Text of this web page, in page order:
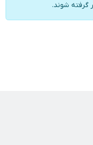
گرفته شوند.